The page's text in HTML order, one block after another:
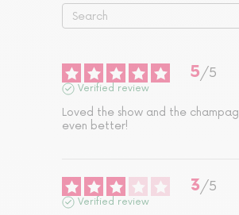
5/5
Verified review
Loved the show and the
even better!
3/5
Verified review